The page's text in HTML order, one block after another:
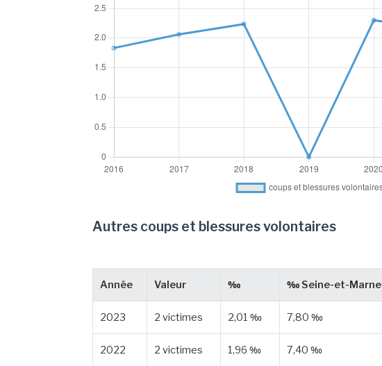
Autres coups et blessures volontaires
Année Valeur ‰ ‰ Seine-et-Marne
2023 2 victimes 2,01 ‰ 7,80 ‰
2022 2 victimes 1,96 ‰ 7,40 ‰